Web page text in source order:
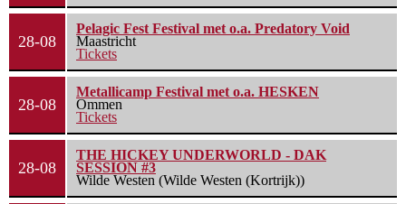
28-08
Pelagic Fest Festival met o.a. Predatory Void
Maastricht
Tickets
28-08
Metallicamp Festival met o.a. HESKEN
Ommen
Tickets
28-08
THE HICKEY UNDERWORLD - DAK
SESSION #3
Wilde Westen (Wilde Westen (Kortrijk))